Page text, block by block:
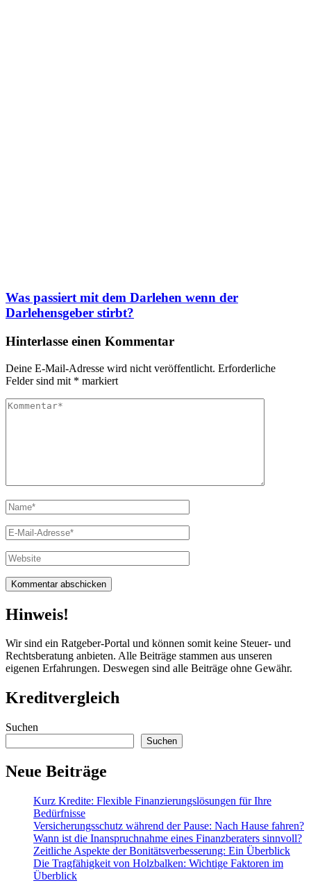
Was passiert mit dem Darlehen wenn der
Darlehensgeber stirbt?
Hinterlasse einen Kommentar
Deine E-Mail-Adresse wird nicht veröffentlicht. Erforderliche
Felder sind mit * markiert
Kommentar
Vollständiger
Name
E-
Mail
Website
Hinweis!
Wir sind ein Ratgeber-Portal und können somit keine Steuer- und
Rechtsberatung anbieten. Alle Beiträge stammen aus unseren
eigenen Erfahrungen. Deswegen sind alle Beiträge ohne Gewähr.
Kreditvergleich
Suchen
Suchen
Neue Beiträge
Kurz Kredite: Flexible Finanzierungslösungen für Ihre
Bedürfnisse
Versicherungsschutz während der Pause: Nach Hause fahren?
Wann ist die Inanspruchnahme eines Finanzberaters sinnvoll?
Zeitliche Aspekte der Bonitätsverbesserung: Ein Überblick
Die Tragfähigkeit von Holzbalken: Wichtige Faktoren im
Überblick